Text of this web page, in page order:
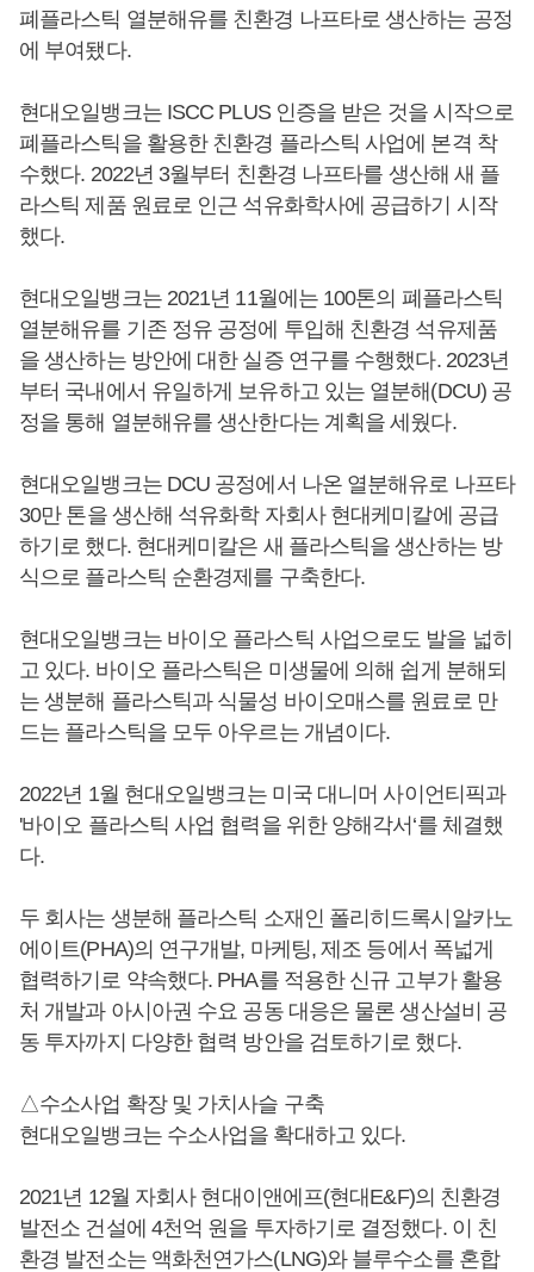
폐플라스틱 열분해유를 친환경 나프타로 생산하는 공정
에 부여됐다.
현대오일뱅크는 ISCC PLUS 인증을 받은 것을 시작으로
폐플라스틱을 활용한 친환경 플라스틱 사업에 본격 착
수했다. 2022년 3월부터 친환경 나프타를 생산해 새 플
라스틱 제품 원료로 인근 석유화학사에 공급하기 시작
했다.
현대오일뱅크는 2021년 11월에는 100톤의 폐플라스틱
열분해유를 기존 정유 공정에 투입해 친환경 석유제품
을 생산하는 방안에 대한 실증 연구를 수행했다. 2023년
부터 국내에서 유일하게 보유하고 있는 열분해(DCU) 공
정을 통해 열분해유를 생산한다는 계획을 세웠다.
현대오일뱅크는 DCU 공정에서 나온 열분해유로 나프타
30만 톤을 생산해 석유화학 자회사 현대케미칼에 공급
하기로 했다. 현대케미칼은 새 플라스틱을 생산하는 방
식으로 플라스틱 순환경제를 구축한다.
현대오일뱅크는 바이오 플라스틱 사업으로도 발을 넓히
고 있다. 바이오 플라스틱은 미생물에 의해 쉽게 분해되
는 생분해 플라스틱과 식물성 바이오매스를 원료로 만
드는 플라스틱을 모두 아우르는 개념이다.
2022년 1월 현대오일뱅크는 미국 대니머 사이언티픽과
'바이오 플라스틱 사업 협력을 위한 양해각서‘를 체결했
다.
두 회사는 생분해 플라스틱 소재인 폴리히드록시알카노
에이트(PHA)의 연구개발, 마케팅, 제조 등에서 폭넓게
협력하기로 약속했다. PHA를 적용한 신규 고부가 활용
처 개발과 아시아권 수요 공동 대응은 물론 생산설비 공
동 투자까지 다양한 협력 방안을 검토하기로 했다.
△수소사업 확장 및 가치사슬 구축
현대오일뱅크는 수소사업을 확대하고 있다.
2021년 12월 자회사 현대이앤에프(현대E&F)의 친환경
발전소 건설에 4천억 원을 투자하기로 결정했다. 이 친
환경 발전소는 액화천연가스(LNG)와 블루수소를 혼합